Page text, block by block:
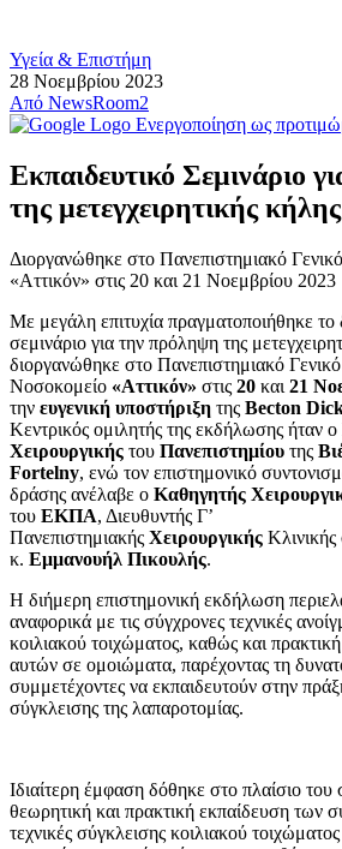
Υγεία & Επιστήμη
28 Νοεμβρίου 2023
Από NewsRoom2
Ενεργοποίηση ως
Εκπαιδευτικό Σεμινάριο
της μετεγχειρητικής κήλης
Διοργανώθηκε στο Πανεπιστημιακό
«Αττικόν» στις 20 και 21 Νοεμβρίου 2023
Mε μεγάλη επιτυχία πραγματοποιήθηκε το
σεμινάριο για την πρόληψη της
διοργανώθηκε στο Πανεπιστημιακό Γενικό
Νοσοκομείο «Αττικόν» στις 20 και 21
την ευγενική υποστήριξη της Becton
Κεντρικός ομιλητής της εκδήλωσης ήταν ο
Χειρουργικής του Πανεπιστημίου της
Fortelny, ενώ τον επιστημονικό
δράσης ανέλαβε ο Καθηγητής
του ΕΚΠΑ, Διευθυντής Γ’
Πανεπιστημιακής Χειρουργικής
κ. Εμμανουήλ Πικουλής.
Η διήμερη επιστημονική εκδήλωση
αναφορικά με τις σύγχρονες τεχνικές
κοιλιακού τοιχώματος, καθώς και
αυτών σε ομοιώματα, παρέχοντας τη
συμμετέχοντες να εκπαιδευτούν στην
σύγκλεισης της λαπαροτομίας.
Ιδιαίτερη έμφαση δόθηκε στο πλαίσιο του
θεωρητική και πρακτική εκπαίδευση των
τεχνικές σύγκλεισης κοιλιακού